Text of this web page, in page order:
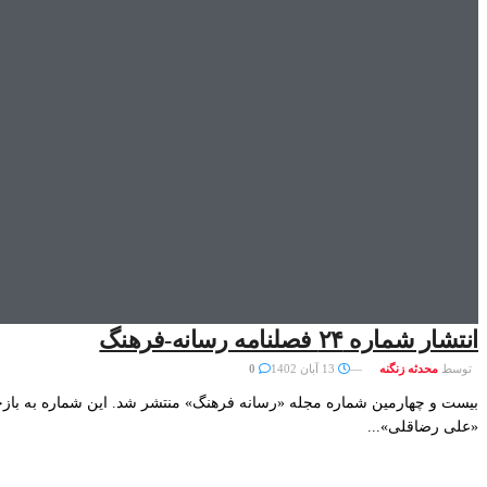
انتشار شماره ۲۴ فصلنامه رسانه-فرهنگ
توسط محدثه زنگنه
بیست و چهارمین شماره مجله «رسانه فرهنگ» منتشر شد. این شماره به
«علی رضاقلی»...